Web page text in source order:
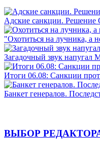
Адские санкции.
"Охотиться на лучника, а
Загадочный звук напугал
Итоги 06.08: Санкции
Банкет генералов.
ВЫБОР